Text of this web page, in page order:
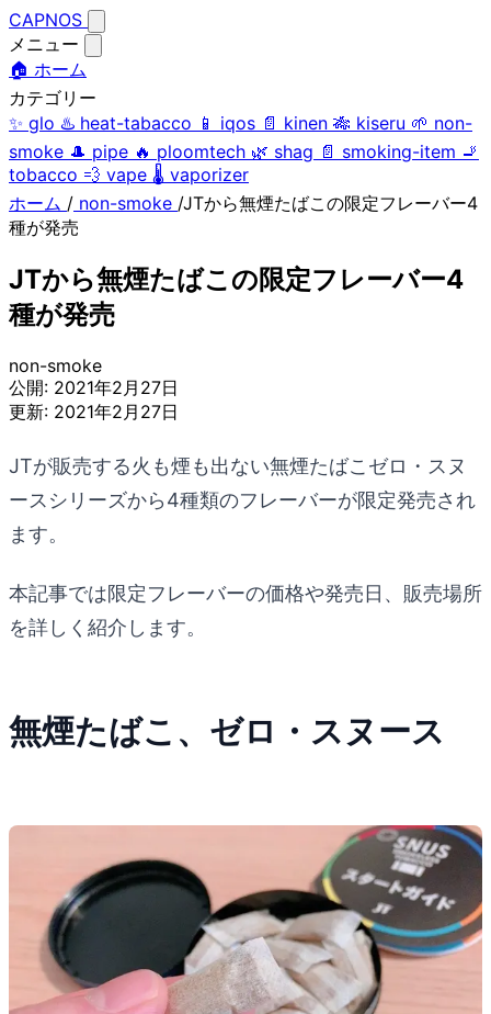
CAPNOS
メニュー
🏠 ホーム
カテゴリー
✨ glo ♨️ heat-tabacco 📱 iqos 📄 kinen 🎋 kiseru 🌱 non-
smoke 🎩 pipe 🔥 ploomtech 🌿 shag 📄 smoking-item 🚬
tobacco 💨 vape 🌡️ vaporizer
ホーム / non-smoke /JTから無煙たばこの限定フレーバー4
種が発売
JTから無煙たばこの限定フレーバー4
種が発売
non-smoke
公開: 2021年2月27日
更新: 2021年2月27日
JTが販売する火も煙も出ない無煙たばこゼロ・スヌ
ースシリーズから4種類のフレーバーが限定発売され
ます。
本記事では限定フレーバーの価格や発売日、販売場所
を詳しく紹介します。
無煙たばこ、ゼロ・スヌース